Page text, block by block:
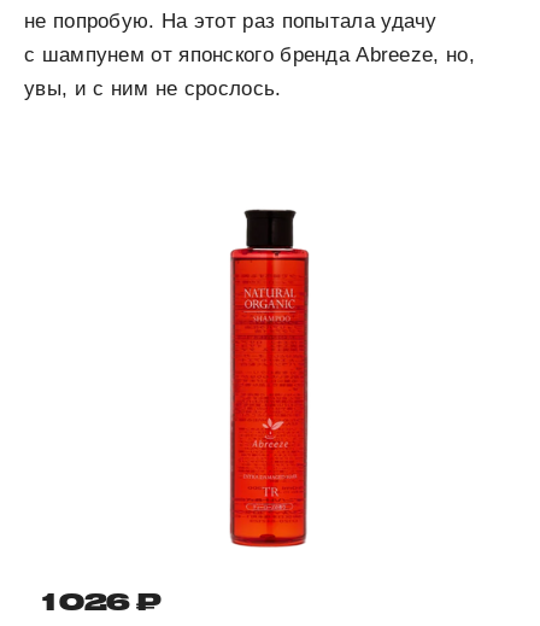
не попробую. На этот раз попытала удачу
с шампунем от японского бренда Abreeze, но,
увы, и с ним не срослось.
1 026 ₽